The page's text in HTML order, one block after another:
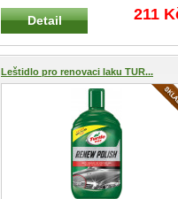
Profesionální přípravek pro čištění ske ...
Detail 211
Leštidlo pro renovaci laku TUR...